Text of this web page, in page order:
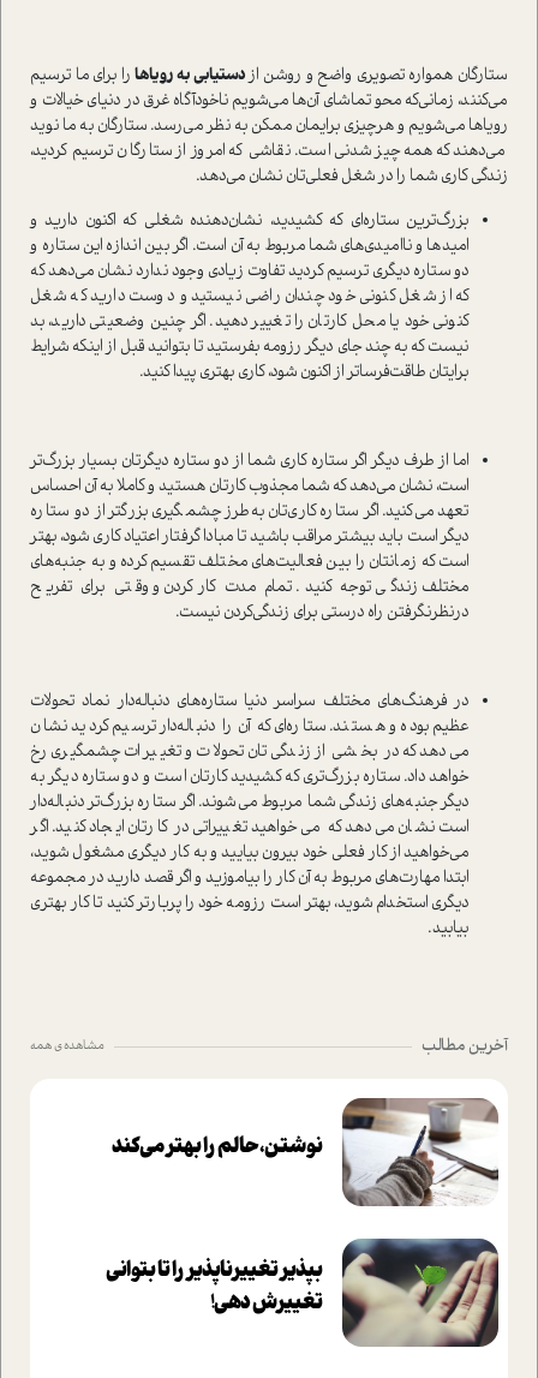
ستارگان همواره تصویری واضح و روشن ازدستیابی به رویاهارا برای ما ترسیم
می‌کنند، زمانی‌که محو تماشای آن‌ها می‌شویم ناخودآگاه غرق در دنیای خیالات و
رویاها می‌شویم و هرچیزی برایمان ممکن به نظر می‌رسد. ستارگان به ما نوید
می‌دهند که همه‌چیز شدنی است. نقاشی که امروز از ستارگان ترسیم کردید،
زندگی کاری شما را در شغل فعلی‌تان نشان می‌دهد.
بزرگ‌ترین ستاره‌ای که کشیدید، نشان‌دهنده شغلی که اکنون دارید و
امیدها و ناامیدی‌های شما مربوط به آن است. اگر بین اندازه این ستاره و
دو ستاره دیگری ترسیم کردید تفاوت زیادی وجود ندارد نشان می‌دهد که
که از شغل کنونی خود چندان راضی نیستید و دوست دارید که شغل
کنونی خود یا محل کارتان را تغییر دهید. اگر چنین وضعیتی دارید، بد
نیست که به چند جای دیگر رزومه بفرستید تا بتوانید قبل از اینکه شرایط
برایتان طاقت‌فرساتر از اکنون شود، کاری بهتری پیدا کنید.
اما از طرف دیگر اگر ستاره کاری شما از دو ستاره دیگرتان بسیار بزرگ‌تر
است، نشان می‌دهد که شما مجذوب کارتان هستید و کاملا به آن احساس
تعهد می‌کنید. اگر ستاره کاری‌تان به‌طرز چشمگیری بزرگتر از دو ستاره
دیگر است باید بیشتر مراقب باشید تا مبادا گرفتار اعتیاد کاری شود، بهتر
است که زمانتان را بین فعالیت‌های مختلف تقسیم کرده و به جنبه‌های
مختلف زندگی توجه کنید. تمام مدت کار‌کردن و وقتی برای تفریح
درنظرنگرفتن راه درستی برای زندگی‌کردن نیست.
در فرهنگ‌های مختلف سراسر دنیا ستاره‌های دنباله‌دار نماد تحولات
عظیم بوده و هستند. ستاره‌ای که آن را دنباله‌دار ترسیم کردید نشان
می‌دهد که در بخشی از زندگی‌تان تحولات و تغییرات چشمگیری رخ
خواهد داد. ستاره بزرگ‌تری که کشیدید کارتان است و دو ستاره دیگر به
دیگر جنبه‌های زندگی شما مربوط می‌شوند. اگر ستاره بزرگ‌تر دنباله‌دار
است نشان می‌دهد که می‌خواهید تغییراتی در کارتان ایجاد کنید. اگر
می‌خواهید از کار فعلی خود بیرون بیایید و به کار دیگری مشغول شوید،
ابتدا مهارت‌های مربوط به آن کار را بیاموزید و اگر قصد دارید در مجموعه
دیگری استخدام شوید، بهتر است رزومه خود را پربارتر کنید تا کار بهتری
بیابید.
آخرین مطالب مشاهده ی همه
نوشتن، حالم را بهتر می‌کند
بپذير تغييرناپذير را تا بتواني
تغييرش دهي!‏